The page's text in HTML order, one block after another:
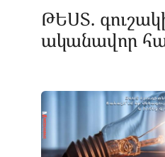
ԹԵՍՏ.
ականավոր